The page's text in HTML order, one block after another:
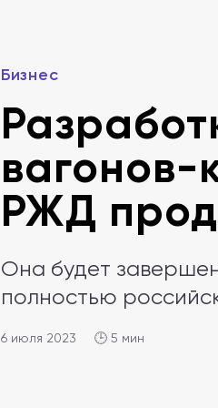
Бизнес
вагонов-
РЖД
Она будет
полностью
6 июля 2023 🕒 5 мин